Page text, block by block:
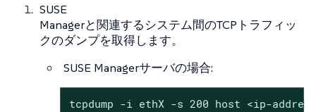
SUSE
Managerと関連するシステム間のTCPトラフィッ
クのダンプを取得します。
SUSE Managerサーバの場合:
tcpdump -i ethX -s 200 host <ip-